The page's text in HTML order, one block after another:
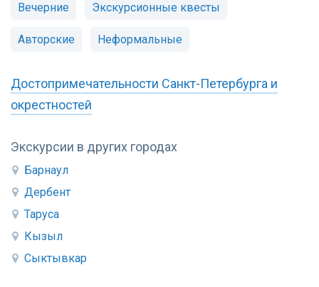
Экскурсии в других городах
Барнаул
Дербент
Таруса
Кызыл
Сыктывкар
Вечерние Экскурсионные квесты
Авторские Неформальные
Достопримечательности Санкт-Петербурга и
окрестностей